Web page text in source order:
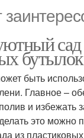
бутылок
быть
Главное –
и избежать
это можно
из